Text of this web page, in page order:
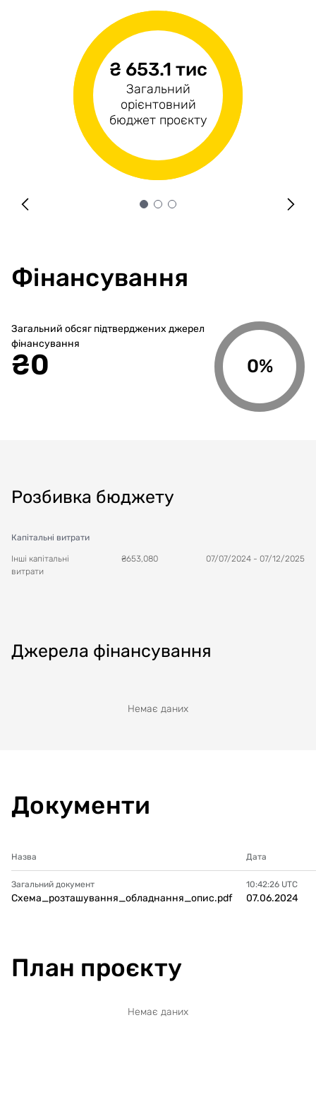
₴ 653.1 тис
Загальний
орієнтовний
бюджет проєкту
₴653.1 тис
Капітальні витрати
н/д
Операційні
витрати
Фінансування
Загальний обсяг підтверджених джерел
фінансування
₴0 0%
Розбивка бюджету
Капітальні витрати
Інші капітальні
витрати
₴653,080 07/07/2024 - 07/12/2025
Джерела фінансування
Немає даних
Документи
Назва Дата
Загальний документ
Схема_розташування_обладнання_опис.pdf
10:42:26 UTC
07.06.2024
План проєкту
Немає даних